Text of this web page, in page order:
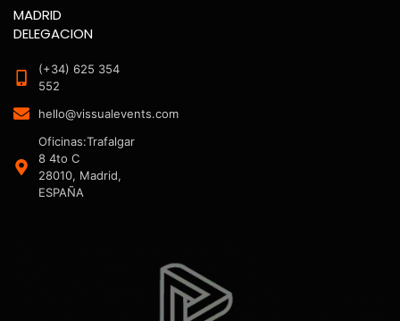
MADRID
DELEGACION
(+34) 625 354
552
hello@vissualevents.com
Oficinas:Trafalgar
8 4to C
28010, Madrid,
ESPAÑA